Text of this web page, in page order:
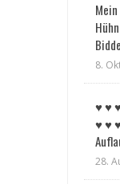
8.
♥︎ ♥︎
♥︎ ♥︎
28.